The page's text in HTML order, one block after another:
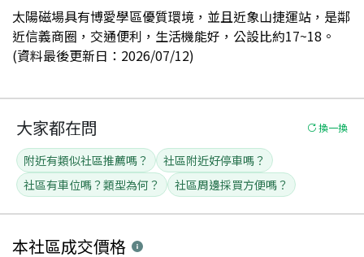
太陽磁場具有博愛學區優質環境，並且近象山捷運站，是鄰
近信義商圈，交通便利，生活機能好，公設比約17~18。
(資料最後更新日：2026/07/12)
大家都在問 換一換
附近有類似社區推薦嗎？
社區附近好停車嗎？
社區有車位嗎？類型為何？
社區周邊採買方便嗎？
本社區成交價格